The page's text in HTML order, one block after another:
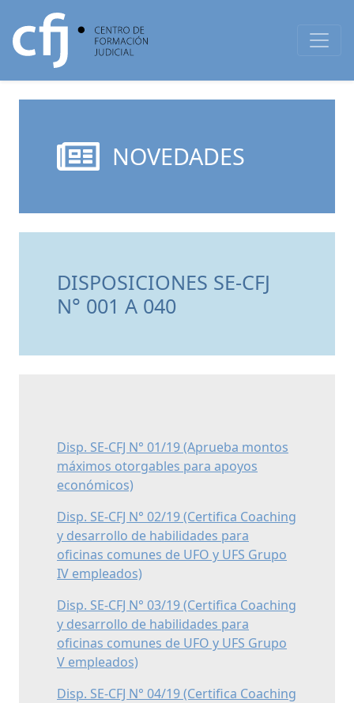
NOVEDADES
DISPOSICIONES SE-CFJ
N° 001 A 040
Disp. SE-CFJ N° 01/19 (Aprueba montos
máximos otorgables para apoyos
económicos)
Disp. SE-CFJ N° 02/19 (Certifica Coaching
y desarrollo de habilidades para
oficinas comunes de UFO y UFS Grupo
IV empleados)
Disp. SE-CFJ N° 03/19 (Certifica Coaching
y desarrollo de habilidades para
oficinas comunes de UFO y UFS Grupo
V empleados)
Disp. SE-CFJ N° 04/19 (Certifica Coaching